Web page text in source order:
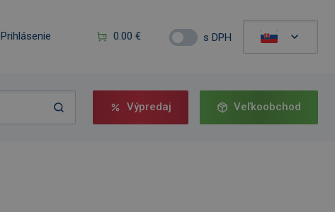
Prihlásenie 0.00 € s DPH
Výpredaj Veľkoobchod